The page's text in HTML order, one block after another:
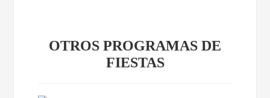
OTROS PROGRAMAS DE
FIESTAS